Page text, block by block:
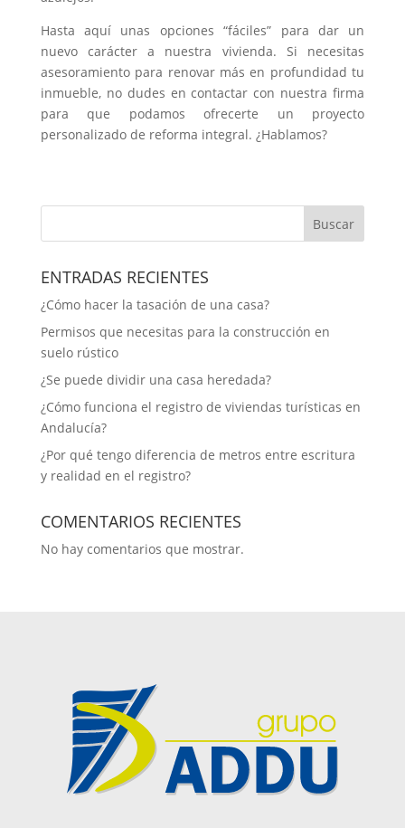
Hasta aquí unas opciones “fáciles” para dar un
nuevo carácter a nuestra vivienda. Si necesitas
asesoramiento para renovar más en profundidad tu
inmueble, no dudes en contactar con nuestra firma
para que podamos ofrecerte un proyecto
personalizado de reforma integral. ¿Hablamos?
Buscar
ENTRADAS RECIENTES
¿Cómo hacer la tasación de una casa?
Permisos que necesitas para la construcción en
suelo rústico
¿Se puede dividir una casa heredada?
¿Cómo funciona el registro de viviendas turísticas en
Andalucía​?
¿Por qué tengo diferencia de metros entre escritura
y realidad en el registro?
COMENTARIOS RECIENTES
No hay comentarios que mostrar.